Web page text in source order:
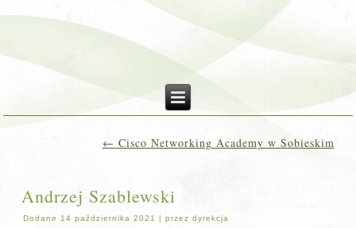
← Cisco Networking Academy w Sobieskim
Andrzej Szablewski
Dodane 14 października 2021 |przez dyrekcja